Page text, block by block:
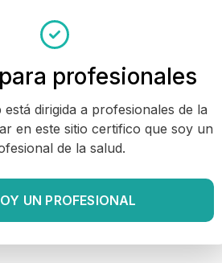
profesionales
está dirigida a profesionales de la
en este sitio certifico que soy un
de la salud.
UN PROFESIONAL